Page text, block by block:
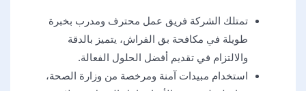
تمتلك الشركة فريق عمل محترف ومدرب بخبرة
طويلة في مكافحة بق الفراش، يتميز بالدقة
والالتزام في تقديم أفضل الحلول الفعالة.
استخدام مبيدات آمنة ومرخصة من وزارة الصحة،